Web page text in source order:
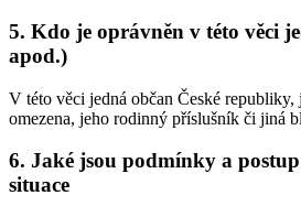
5. Kdo je oprávněn v této věci
apod.)
V této věci jedná občan České republiky,
omezena, jeho rodinný příslušník či jiná
6. Jaké jsou podmínky a
situace